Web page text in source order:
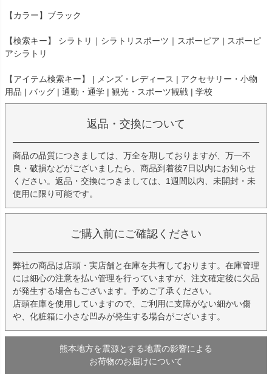
【カラー】ブラック
【検索キー】 シラトリ｜シラトリスポーツ｜スポーピア | スポーピ
アシラトリ
【アイテム検索キー】 | メンズ・レディース | アクセサリー・小物
用品 | バッグ | 通勤・通学 | 観光・スポーツ観戦 | 学校
返品・交換について
商品の品質につきましては、万全を期しておりますが、万一不
良・破損などがございましたら、商品到着後7日以内にお知らせ
ください。返品・交換につきましては、1週間以内、未開封・未
使用に限り可能です。
ご購入前にご確認ください
弊社の商品は店頭・実店舗と在庫を共有しております。在庫管理
には細心の注意を払い管理を行っていますが、注文確定後に欠品
が発生する場合もございます。予めご了承ください。
店頭在庫を使用していますので、ご利用に支障がない細かい傷
や、化粧箱に小さな凹みが発生する場合がございます。
熊本地方を震源とする地震の影響による
お荷物のお届けについて